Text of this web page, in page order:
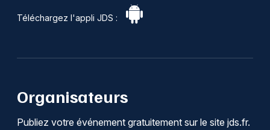
Téléchargez l'appli JDS :
Organisateurs
Publiez votre événement gratuitement sur le site jds.fr.